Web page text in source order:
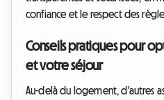
confiance et le respect des
Conseils pratiques pour
et votre séjour
Au-delà du logement, d'autres